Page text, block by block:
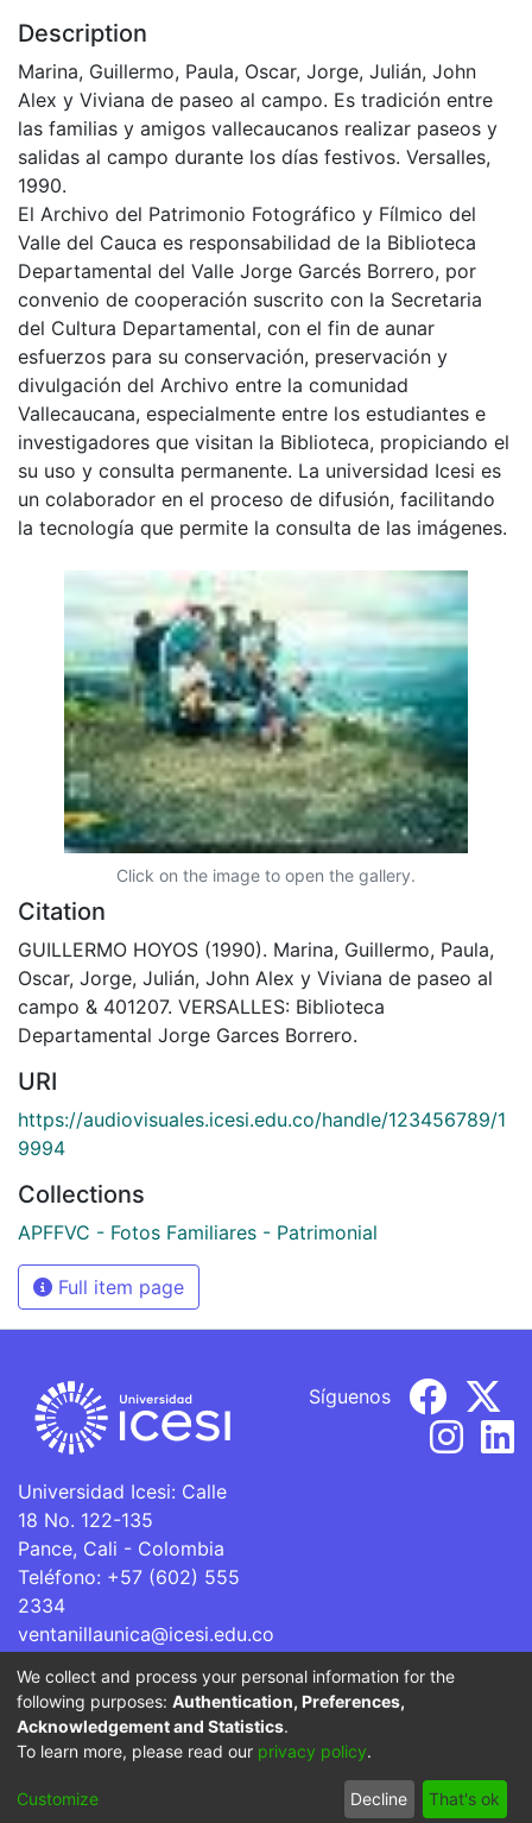
Description
Marina, Guillermo, Paula, Oscar, Jorge, Julián, John
Alex y Viviana de paseo al campo. Es tradición entre
las familias y amigos vallecaucanos realizar paseos y
salidas al campo durante los días festivos. Versalles,
1990.
El Archivo del Patrimonio Fotográfico y Fílmico del
Valle del Cauca es responsabilidad de la Biblioteca
Departamental del Valle Jorge Garcés Borrero, por
convenio de cooperación suscrito con la Secretaria
del Cultura Departamental, con el fin de aunar
esfuerzos para su conservación, preservación y
divulgación del Archivo entre la comunidad
Vallecaucana, especialmente entre los estudiantes e
investigadores que visitan la Biblioteca, propiciando el
su uso y consulta permanente. La universidad Icesi es
un colaborador en el proceso de difusión, facilitando
la tecnología que permite la consulta de las imágenes.
Click on the image to open the gallery.
Citation
GUILLERMO HOYOS (1990). Marina, Guillermo, Paula,
Oscar, Jorge, Julián, John Alex y Viviana de paseo al
campo & 401207. VERSALLES: Biblioteca
Departamental Jorge Garces Borrero.
URI
https://audiovisuales.icesi.edu.co/handle/123456789/1
9994
Collections
APFFVC - Fotos Familiares - Patrimonial
Full item page
Universidad Icesi: Calle
18 No. 122-135
Pance, Cali - Colombia
Teléfono: +57 (602) 555
2334
ventanillaunica@icesi.edu.co
Síguenos
La Universidad Icesi es una Institución de Educación
Superior que se encuentra sujeta a inspección y vigilancia
por parte del Ministerio de Educación Nacional.
Cookie
End User
Agreement
Send
Feedback
We collect and process your personal information for the
following purposes: Authentication, Preferences,
Acknowledgement and Statistics.
To learn more, please read our privacy policy.
Customize Decline That's ok